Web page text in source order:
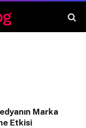
Marka
Etkisi